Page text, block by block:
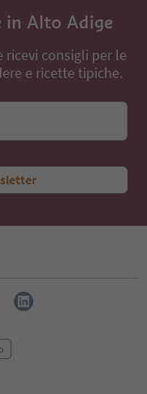
in Alto Adige
ricevi consigli per le
e ricette tipiche.